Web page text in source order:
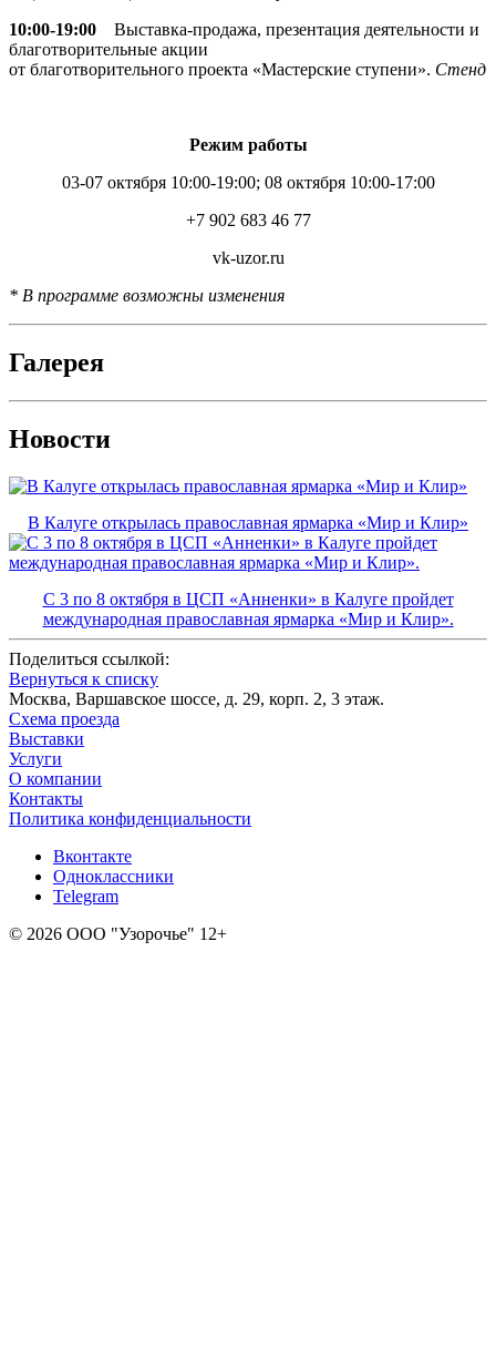
10:00-19:00 Выставка-продажа, презентация деятельности и
благотворительные акции
от благотворительного проекта «Мастерские ступени». Стенд
Режим работы
03-07 октября 10:00-19:00; 08 октября 10:00-17:00
+7 902 683 46 77
vk-uzor.ru
* В программе возможны изменения
Галерея
Новости
В Калуге открылась православная ярмарка «Мир и Клир»
С 3 по 8 октября в ЦСП «Анненки» в Калуге пройдет
международная православная ярмарка «Мир и Клир».
Поделиться ссылкой:
Вернуться к списку
Москва, Варшавское шоссе, д. 29, корп. 2, 3 этаж.
Схема проезда
Выставки
Услуги
О компании
Контакты
Политика конфиденциальности
Вконтакте
Одноклассники
Telegram
© 2026 ООО "Узорочье" 12+